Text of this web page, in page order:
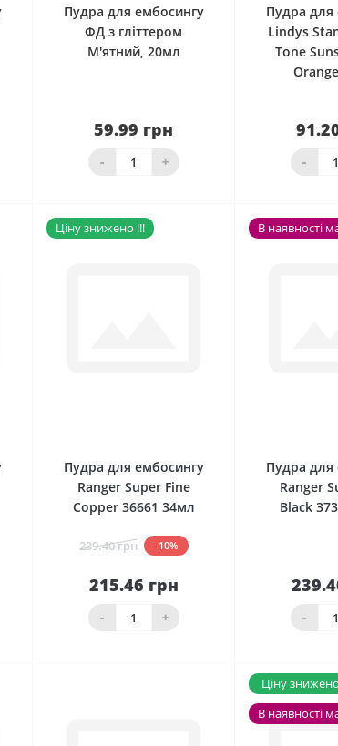
Пудра для ембосингу
ФД з гліттером
М'ятний, 20мл
59.99 грн
- +
Нема в наявності
Пудра для
Lindys
Tone
-
Нема в
Ціну знижено !!!
Пудра для ембосингу
Ranger Super Fine
Copper 36661 34мл
239.40 грн -10%
215.46 грн
- +
До
кошика
В наявності
Пудра для
Ranger
Black
-
Ціну
В наявності